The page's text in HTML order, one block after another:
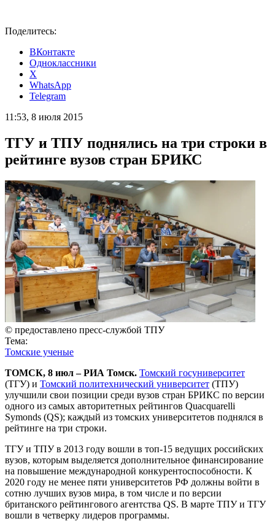
Поделитесь:
ВКонтакте
Одноклассники
X
WhatsApp
Telegram
11:53, 8 июля 2015
ТГУ и ТПУ поднялись на три строки в
рейтинге вузов стран БРИКС
© предоставлено пресс-службой ТПУ
Тема:
Томские ученые
ТОМСК, 8 июл – РИА Томск. Томский госуниверситет
(ТГУ) и Томский политехнический университет (ТПУ)
улучшили свои позиции среди вузов стран БРИКС по версии
одного из самых авторитетных рейтингов Quacquarelli
Symonds (QS); каждый из томских университетов поднялся в
рейтинге на три строки.
ТГУ и ТПУ в 2013 году вошли в топ-15 ведущих российских
вузов, которым выделяется дополнительное финансирование
на повышение международной конкурентоспособности. К
2020 году не менее пяти университетов РФ должны войти в
сотню лучших вузов мира, в том числе и по версии
британского рейтингового агентства QS. В марте ТПУ и ТГУ
вошли в четверку лидеров программы.